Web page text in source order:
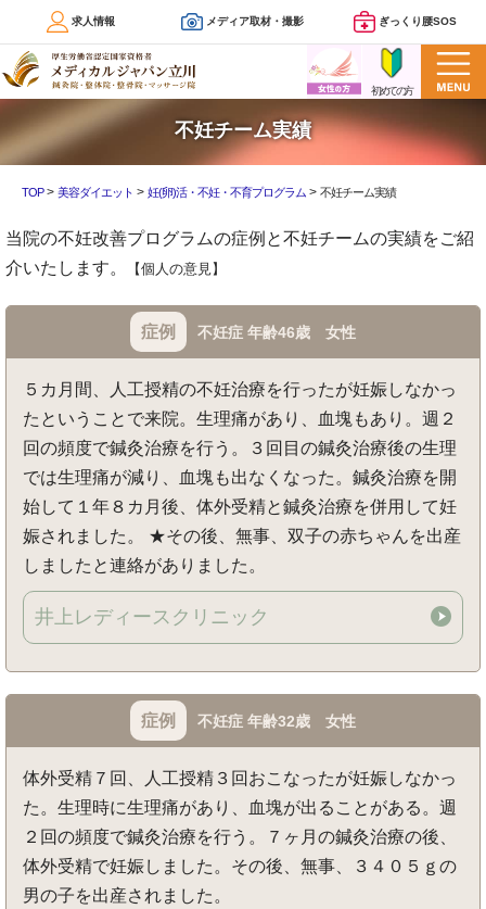
求人情報 メディア取材・撮影 ぎっくり腰SOS
不妊チーム実績
TOP> 美容ダイエット > 妊(卵)活・不妊・不育プログラム > 不妊チーム実績
当院の不妊改善プログラムの症例と不妊チームの実績をご紹
介いたします。
【個人の意見】
症例 不妊症 年齢46歳 女性
５カ月間、人工授精の不妊治療を行ったが妊娠しなかっ
たということで来院。生理痛があり、血塊もあり。週２
回の頻度で鍼灸治療を行う。３回目の鍼灸治療後の生理
では生理痛が減り、血塊も出なくなった。鍼灸治療を開
始して１年８カ月後、体外受精と鍼灸治療を併用して妊
娠されました。 ★その後、無事、双子の赤ちゃんを出産
しましたと連絡がありました。
井上レディースクリニック
症例 不妊症 年齢32歳 女性
体外受精７回、人工授精３回おこなったが妊娠しなかっ
た。生理時に生理痛があり、血塊が出ることがある。週
２回の頻度で鍼灸治療を行う。７ヶ月の鍼灸治療の後、
体外受精で妊娠しました。その後、無事、３４０５ｇの
男の子を出産されました。